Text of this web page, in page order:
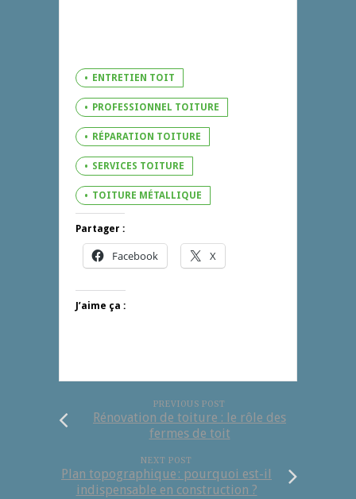
ENTRETIEN TOIT
PROFESSIONNEL TOITURE
RÉPARATION TOITURE
SERVICES TOITURE
TOITURE MÉTALLIQUE
Partager :
Facebook X
J’aime ça :
PREVIOUS POST
Rénovation de toiture : le rôle des
fermes de toit
NEXT POST
Plan topographique : pourquoi est-il
indispensable en construction ?